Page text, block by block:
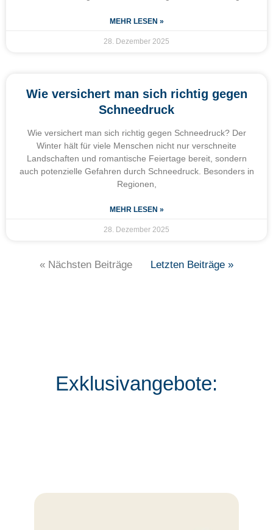
MEHR LESEN »
28. Dezember 2025
Wie versichert man sich richtig gegen
Schneedruck
Wie versichert man sich richtig gegen Schneedruck? Der
Winter hält für viele Menschen nicht nur verschneite
Landschaften und romantische Feiertage bereit, sondern
auch potenzielle Gefahren durch Schneedruck. Besonders in
Regionen,
MEHR LESEN »
28. Dezember 2025
« Nächsten Beiträge Letzten Beiträge »
Exklusivangebote: